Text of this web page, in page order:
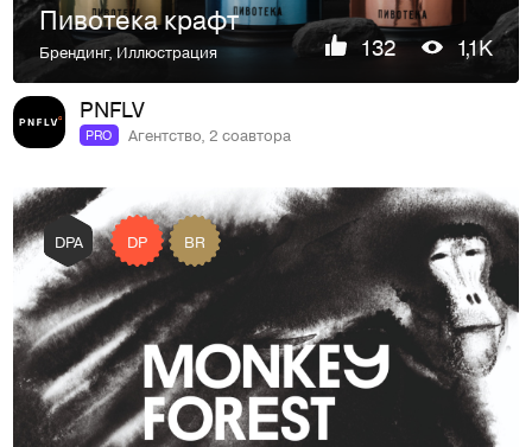
Пивотека крафт
Брендинг,Иллюстрация 132 1,1K
PNFLV
PRO Агентство, 2 соавтора
DPA DP BR